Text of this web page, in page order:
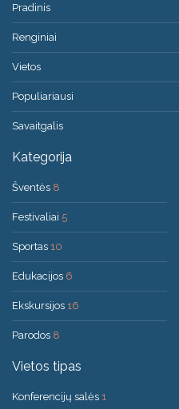
Pradinis
Renginiai
Vietos
Populiariausi
Savaitgalis
Kategorija
Šventės 8
Festivaliai 5
Sportas 10
Edukacijos 6
Ekskursijos 16
Parodos 8
Vietos tipas
Konferencijų salės 1